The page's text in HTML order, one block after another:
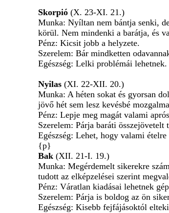
Skorpió (X. 23-XI. 21.)
Munka: Nyíltan nem bántja senki,
körül. Nem mindenki a barátja, és
Pénz: Kicsit jobb a helyzete.
Szerelem: Bár mindketten
Egészség: Lelki problémái lehetnek.
Nyilas (XI. 22-XII. 20.)
Munka: A héten sokat és gyorsan
jövő hét sem lesz kevésbé
Pénz: Lepje meg magát valami
Szerelem: Párja baráti
Egészség: Lehet, hogy valami ételre
{p}
Bak (XII. 21-I. 19.)
Munka: Megérdemelt sikerekre
tudott az elképzelései szerint
Pénz: Váratlan kiadásai lehetnek
Szerelem: Párja is boldog az ön
Egészség: Kisebb fejfájásoktól